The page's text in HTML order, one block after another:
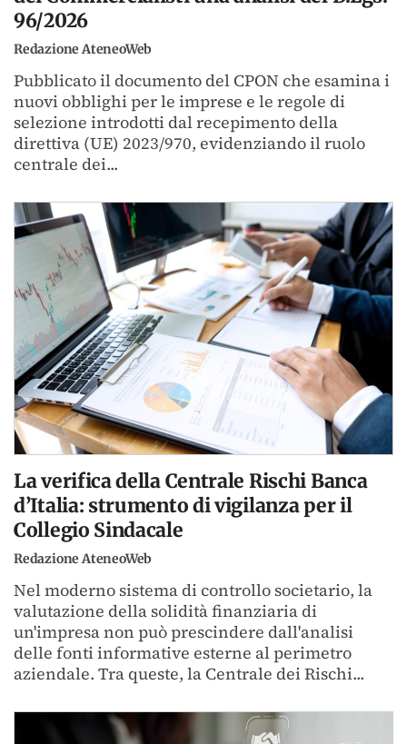
96/2026
Redazione AteneoWeb
Pubblicato il documento del CPON che esamina i
nuovi obblighi per le imprese e le regole di
selezione introdotti dal recepimento della
direttiva (UE) 2023/970, evidenziando il ruolo
centrale dei...
La verifica della Centrale Rischi Banca
d’Italia: strumento di vigilanza per il
Collegio Sindacale
Redazione AteneoWeb
Nel moderno sistema di controllo societario, la
valutazione della solidità finanziaria di
un'impresa non può prescindere dall'analisi
delle fonti informative esterne al perimetro
aziendale. Tra queste, la Centrale dei Rischi...